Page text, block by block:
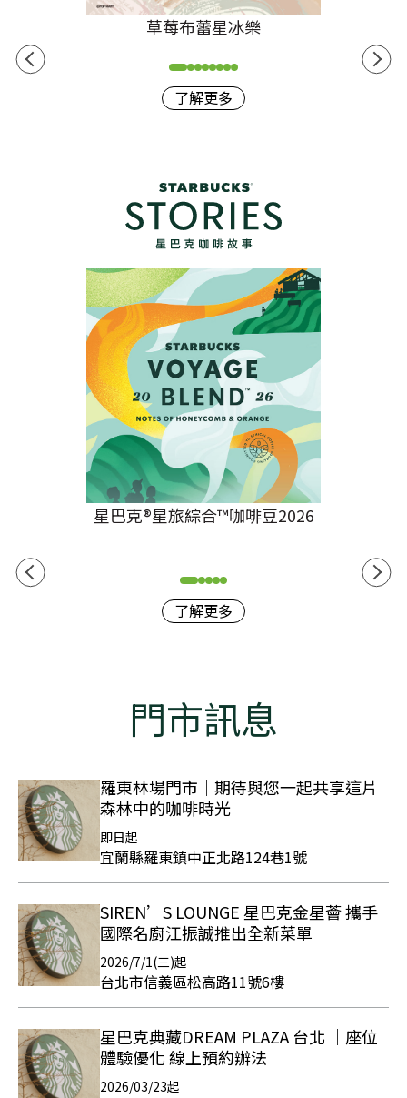
草莓布蕾星冰樂
了解更多
星巴克®星旅綜合™咖啡豆2026
了解更多
門市訊息
羅東林場門市｜期待與您一起共享這片
森林中的咖啡時光
即日起
宜蘭縣羅東鎮中正北路124巷1號
SIREN’S LOUNGE 星巴克金星薈 攜手
國際名廚江振誠推出全新菜單
2026/7/1(三)起
台北市信義區松高路11號6樓
星巴克典藏DREAM PLAZA 台北 ｜座位
體驗優化 線上預約辦法
2026/03/23起